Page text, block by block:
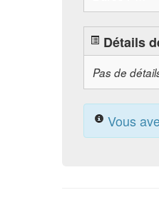
Détails
Pas de
Vous